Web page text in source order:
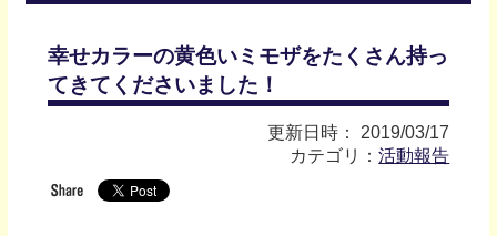
幸せカラーの黄色いミモザをたくさん持っ
てきてくださいました！
更新日時： 2019/03/17
カテゴリ：活動報告